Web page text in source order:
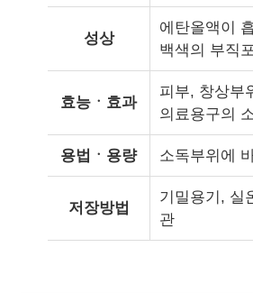
성상
에탄올액이
백색의 부직포
효능ㆍ효과
피부, 창상부
의료용구의
용법ㆍ용량 소독부위에
저장방법
기밀용기, 실
관